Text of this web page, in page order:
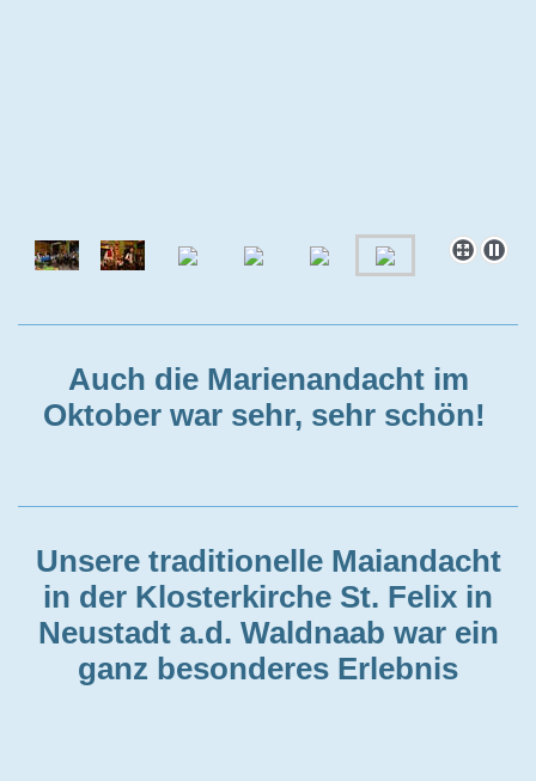
Auch die Marienandacht im
Oktober war sehr, sehr schön!
Unsere traditionelle Maiandacht
in der Klosterkirche St. Felix in
Neustadt a.d. Waldnaab war ein
ganz besonderes Erlebnis